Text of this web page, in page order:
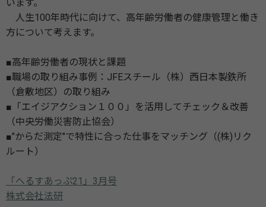
います。
人生100年時代に向けて、高年齢労働者の健康管理と働き
方について考えます。
■高年齢労働者の現状と課題
■職場の取り組み事例：JFEスチール（株）西日本製鉄所
（倉敷地区）の取り組み
■「エイジアクション１００」を活用してチェック＆改善
（中央労働災害防止協会）
■"からだ測定"で特性に合った仕事をマッチング（(株)リク
ルート）
「へるすあっぷ21」3月号
株式会社法研